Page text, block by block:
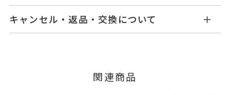
素材
K10イエローゴールド
石
フレッシュウォーターパール
ダイヤモンド0.04ct
せ。
ご注文およびご入金確認後、以下の日程にて発送
■お届け目安が「3営業日以内に発送」の商品
キャンセル・返品・交換について
ージの購入履歴一覧よりご注文状況をご確認いた
関連商品